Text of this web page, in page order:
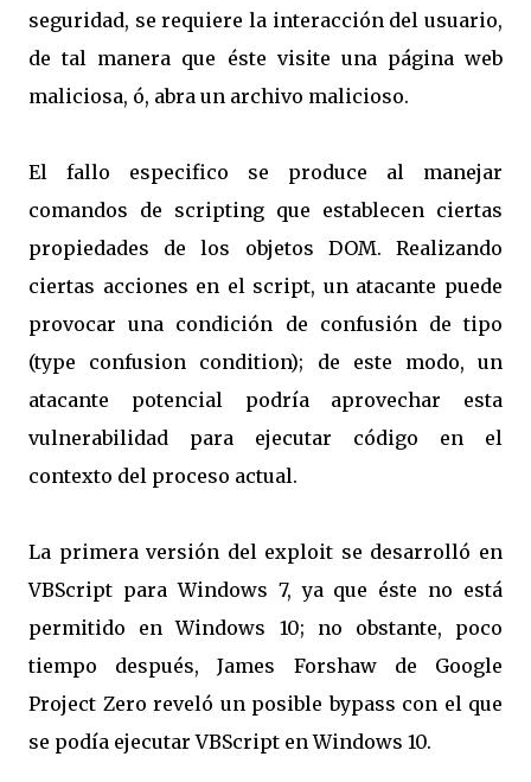
seguridad, se requiere la interacción del usuario,
de tal manera que éste visite una página web
maliciosa, ó, abra un archivo malicioso.
El fallo especifico se produce al manejar
comandos de scripting que establecen ciertas
propiedades de los objetos DOM. Realizando
ciertas acciones en el script, un atacante puede
provocar una condición de confusión de tipo
(type confusion condition); de este modo, un
atacante potencial podría aprovechar esta
vulnerabilidad para ejecutar código en el
contexto del proceso actual.
La primera versión del exploit se desarrolló en
VBScript para Windows 7, ya que éste no está
permitido en Windows 10; no obstante, poco
tiempo después, James Forshaw de Google
Project Zero reveló un posible bypass con el que
se podía ejecutar VBScript en Windows 10.